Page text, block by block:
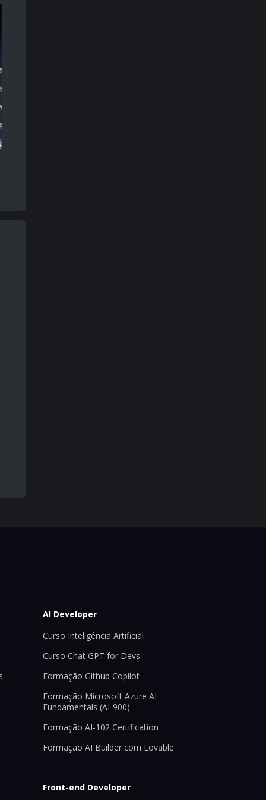
AI Developer
Curso Inteligência Artificial
Curso Chat GPT for Devs
Formação Github Copilot
Formação Microsoft Azure AI
Fundamentals (AI-900)
Formação AI-102 Certification
Formação AI Builder com Lovable
Front-end Developer